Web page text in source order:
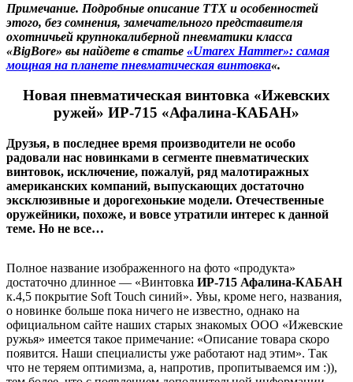
Примечание. Подробные описание ТТХ и особенностей
этого, без сомнения, замечательного представителя
охотничьей крупнокалиберной пневматики класса
«BigBore» вы найдете в статье «Umarex Hammer»: самая
мощная на планете пневматическая винтовка«.
Новая пневматическая винтовка «Ижевских
ружей» ИР-715 «Афалина-КАБАН»
Друзья, в последнее время производители не особо
радовали нас новинками в сегменте пневматических
винтовок, исключение, пожалуй, ряд малотиражных
американских компаний, выпускающих достаточно
эксклюзивные и дорогехонькие модели. Отечественные
оружейники, похоже, и вовсе утратили интерес к данной
теме. Но не все…
Полное название изображенного на фото «продукта»
достаточно длинное — «Винтовка ИР-715 Афалина-КАБАН
к.4,5 покрытие Soft Touch синий». Увы, кроме него, названия,
о новинке больше пока ничего не известно, однако на
официальном сайте наших старых знакомых ООО «Ижевские
ружья» имеется такое примечание: «Описание товара скоро
появится. Наши специалисты уже работают над этим». Так
что не теряем оптимизма, а, напротив, пропитываемся им :)),